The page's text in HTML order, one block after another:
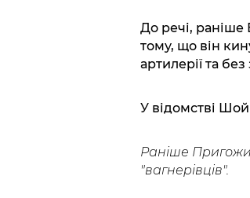
До речі, раніше
тому, що він
артилерії та
У відомстві
Раніше
"вагнерівців".